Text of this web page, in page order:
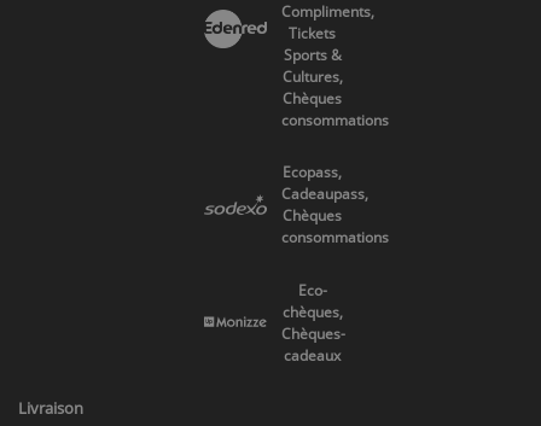
Compliments,
Tickets
Sports &
Cultures,
Chèques
consommations
Ecopass,
Cadeaupass,
Chèques
consommations
Eco-
chèques,
Chèques-
cadeaux
Livraison